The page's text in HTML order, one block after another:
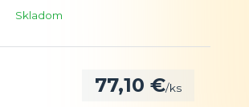
Skladom
77,10 €/ks